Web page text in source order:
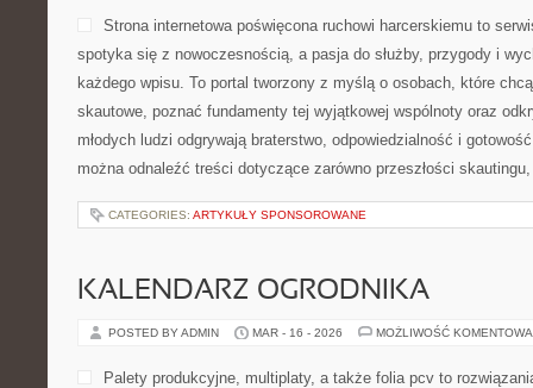
Strona internetowa poświęcona ruchowi harcerskiemu to
spotyka się z nowoczesnością, a pasja do służby, przygody i
każdego wpisu. To portal tworzony z myślą o osobach, które
skautowe, poznać fundamenty tej wyjątkowej wspólnoty oraz
młodych ludzi odgrywają braterstwo, odpowiedzialność i
można odnaleźć treści dotyczące zarówno przeszłości
CATEGORIES: ARTYKUŁY SPONSOROWANE
KALENDARZ OGRODNIKA
POSTED BY ADMIN MAR - 16 - 2026 MOŻLIWOŚĆ
Palety produkcyjne, multiplaty, a także folia pcv to